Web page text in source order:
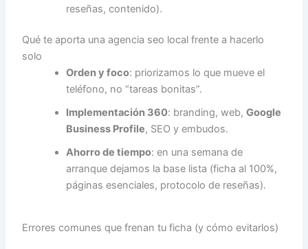
reseñas, contenido).
Qué te aporta una agencia seo local frente a hacerlo
solo
Orden y foco: priorizamos lo que mueve el
teléfono, no “tareas bonitas”.
Implementación 360: branding, web,Google
Business Profile, SEO y embudos.
Ahorro de tiempo: en una semana de
arranque dejamos la base lista (ficha al 100%,
páginas esenciales, protocolo de reseñas).
Errores comunes que frenan tu ficha (y cómo evitarlos)